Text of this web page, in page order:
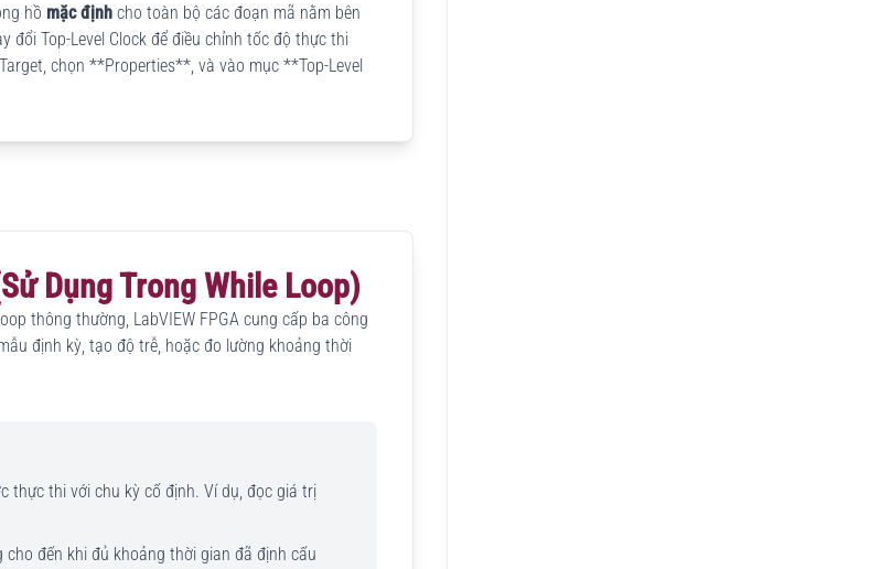
hồ mặc địnhcho toàn bộ các đoạn mã nằm bên
đổi Top-Level Clock để điều chỉnh tốc độ thực thi
chọn **Properties**, và vào mục **Top-Level
Dụng Trong While Loop)
thông thường, LabVIEW FPGA cung cấp ba công
định kỳ, tạo độ trễ, hoặc đo lường khoảng thời
thực thi với chu kỳ cố định. Ví dụ, đọc giá trị
cho đến khi đủ khoảng thời gian đã định cấu